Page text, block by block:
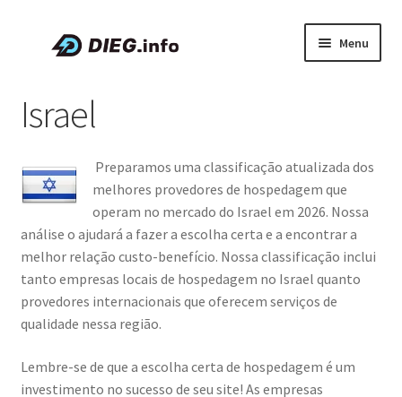
conteúdo
Menu
Cupons e Promoções
Português
menu
Israel
Preparamos uma classificação atualizada dos
melhores provedores de hospedagem que
operam no mercado do Israel em 2026. Nossa
análise o ajudará a fazer a escolha certa e a encontrar a
melhor relação custo-benefício. Nossa classificação inclui
tanto empresas locais de hospedagem no Israel quanto
provedores internacionais que oferecem serviços de
qualidade nessa região.
Lembre-se de que a escolha certa de hospedagem é um
investimento no sucesso de seu site! As empresas